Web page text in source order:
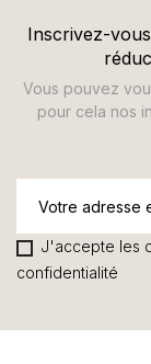
Inscrivez-
Vous pouvez
pour cela nos
J'accepte les
confidentialité